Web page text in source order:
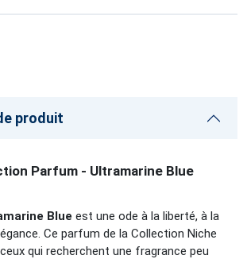
produit
Parfum - Ultramarine Blue
Blue est une ode à la liberté, à la
Ce parfum de la Collection Niche
qui recherchent une fragrance peu